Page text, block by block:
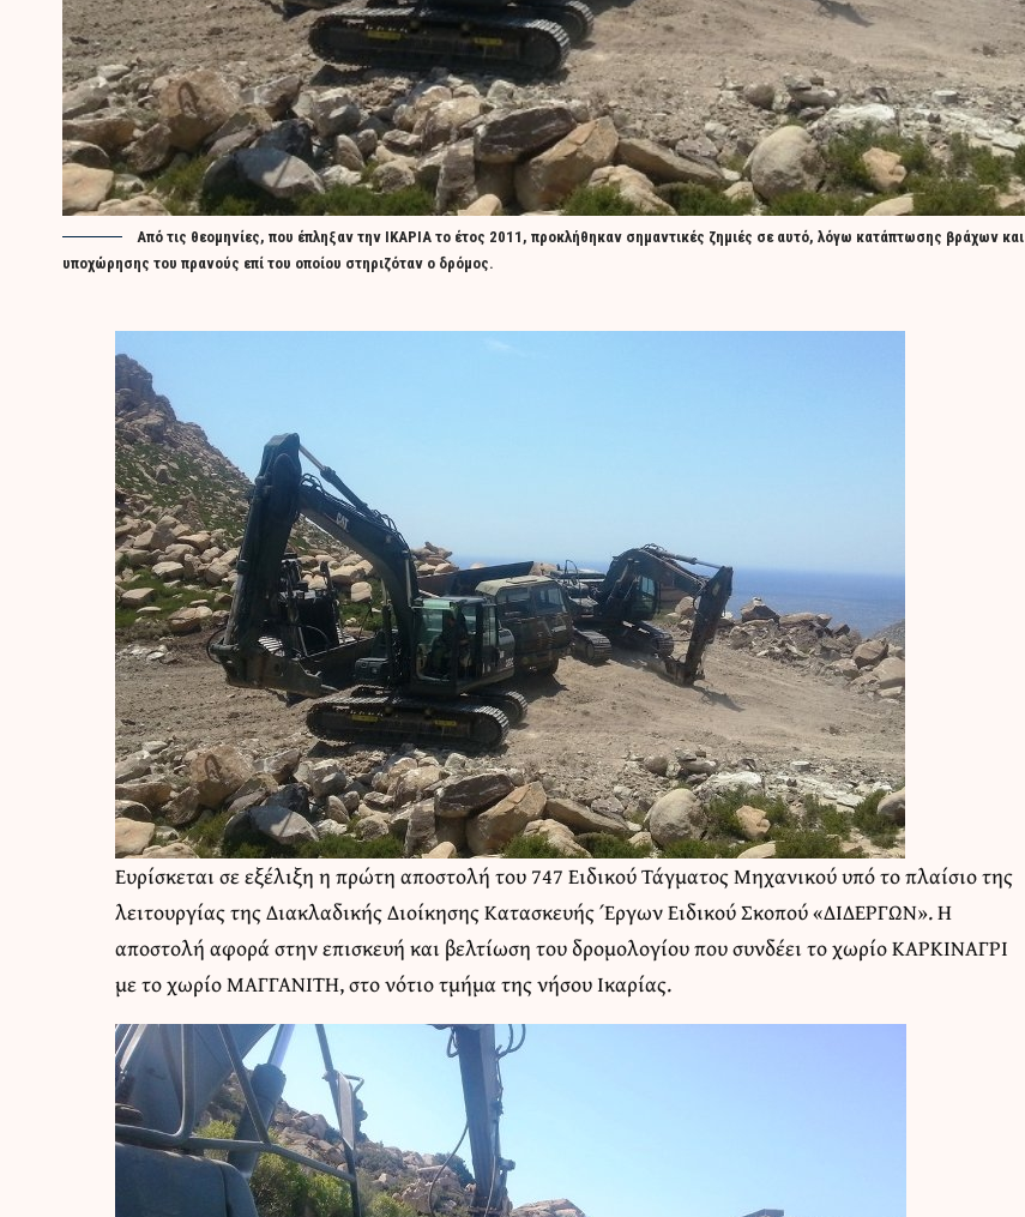
Από τις θεομηνίες, που έπληξαν την ΙΚΑΡΙΑ το έτος 2011, προκλήθηκαν σημαντικές ζημιές σε αυτό, λόγω κατάπτωσης βράχων και
υποχώρησης του πρανούς επί του οποίου στηριζόταν ο δρόμος.
Ευρίσκεται σε εξέλιξη η πρώτη αποστολή του 747 Ειδικού Τάγματος Μηχανικού υπό το πλαίσιο της
λειτουργίας της Διακλαδικής Διοίκησης Κατασκευής Έργων Ειδικού Σκοπού «ΔΙΔΕΡΓΩΝ». Η
αποστολή αφορά στην επισκευή και βελτίωση του δρομολογίου που συνδέει το χωρίο ΚΑΡΚΙΝΑΓΡΙ
με το χωρίο ΜΑΓΓΑΝΙΤΗ, στο νότιο τμήμα της νήσου Ικαρίας.